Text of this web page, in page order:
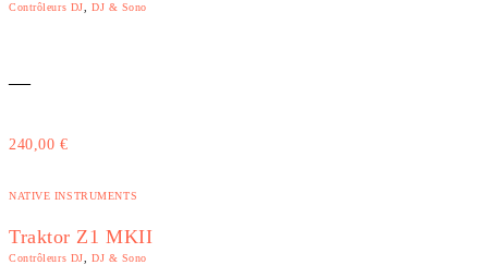
Contrôleurs DJ DJ & Sono
—
240,00 €
NATIVE INSTRUMENTS
Traktor Z1 MKII
Contrôleurs DJ DJ & Sono